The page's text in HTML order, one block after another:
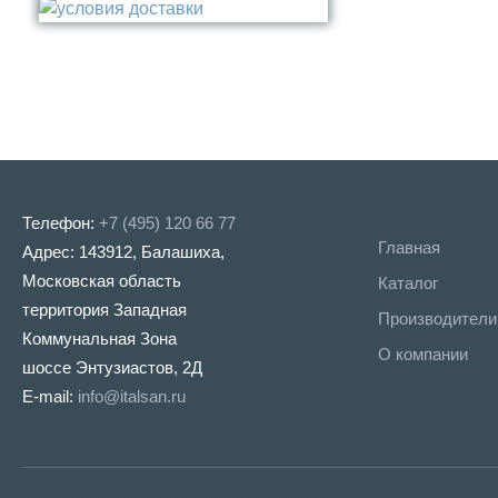
Туалетный ёрш
Никель
Телефон: +7 (495) 120 66 77
Адрес: 143912, Балашиха,
Московская область
территория Западная
Коммунальная Зона
шоссе Энтузиастов, 2Д
E-mail: info@italsan.ru
Главная
Каталог
Производители
О компании